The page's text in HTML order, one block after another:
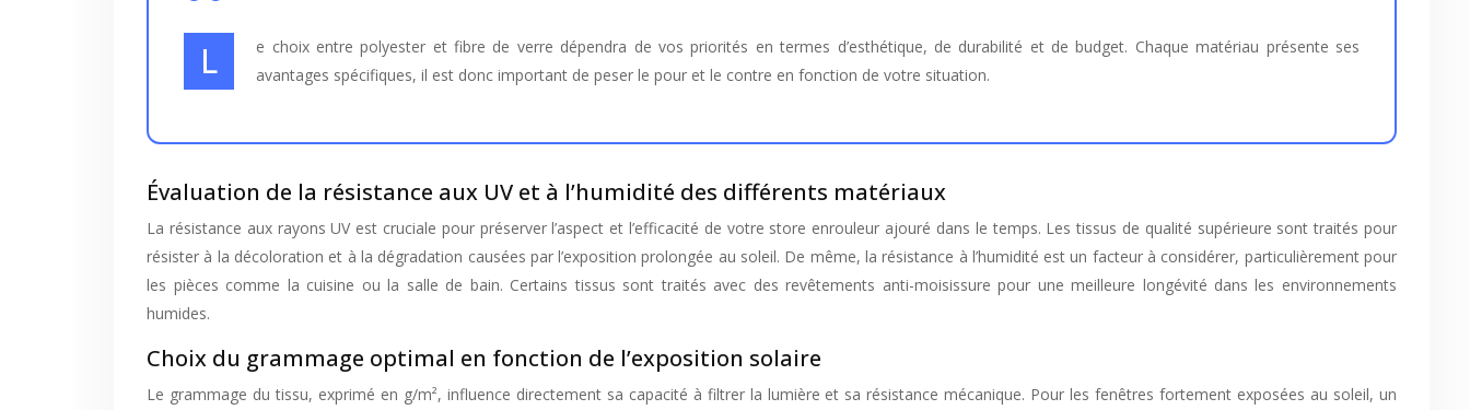
Le choix entre polyester et fibre de verre dépendra de vos priorités en termes d’esthétique, de durabilité et de budget. Chaque matériau présente ses avantages spécifiques, il est donc important de peser le pour et le contre en fonction de votre situation.
Évaluation de la résistance aux UV et à l’humidité des différents matériaux
La résistance aux rayons UV est cruciale pour préserver l’aspect et l’efficacité de votre store enrouleur ajouré dans le temps. Les tissus de qualité supérieure sont traités pour
résister à la décoloration et à la dégradation causées par l’exposition prolongée au soleil. De même, la résistance à l’humidité est un facteur à considérer, particulièrement pour
les pièces comme la cuisine ou la salle de bain. Certains tissus sont traités avec des revêtements anti-moisissure pour une meilleure longévité dans les environnements
humides.
Choix du grammage optimal en fonction de l’exposition solaire
Le grammage du tissu, exprimé en g/m², influence directement sa capacité à filtrer la lumière et sa résistance mécanique. Pour les fenêtres fortement exposées au soleil, un